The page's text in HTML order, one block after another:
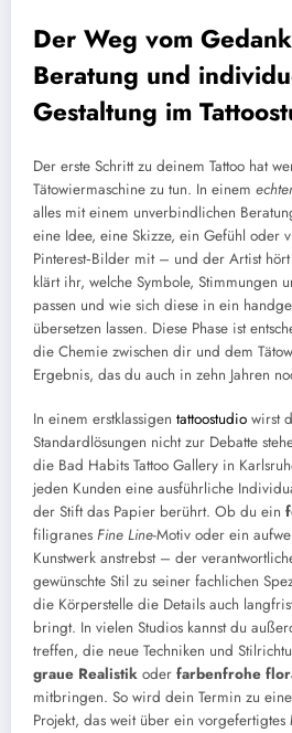
Der Weg vom
Beratung und
Gestaltung im
Der erste Schritt zu deinem Tattoo hat
Tätowiermaschine zu tun. In einem
alles mit einem unverbindlichen
eine Idee, eine Skizze, ein Gefühl oder
Pinterest‑Bilder mit – und der Artist
klärt ihr, welche Symbole, Stimmungen
passen und wie sich diese in ein
übersetzen lassen. Diese Phase ist
die Chemie zwischen dir und dem
Ergebnis, das du auch in zehn Jahren
In einem erstklassigen tattoostudio wirst
Standardlösungen nicht zur Debatte
die Bad Habits Tattoo Gallery in
jeden Kunden eine ausführliche
der Stift das Papier berührt. Ob du ein
filigranes Fine Line-Motiv oder ein
Kunstwerk anstrebst – der
gewünschte Stil zu seiner fachlichen
die Körperstelle die Details auch
bringt. In vielen Studios kannst du
treffen, die neue Techniken und
graue Realistik oder farbenfrohe
mitbringen. So wird dein Termin zu
Projekt, das weit über ein vorgefertigtes